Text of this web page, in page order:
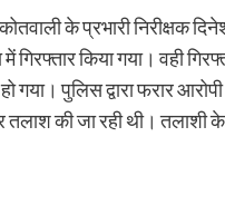
के प्रभारी निरीक्षक
में गिरफ्तार किया गया। वही
गया। पुलिस द्वारा फरार
तलाश की जा रही थी।